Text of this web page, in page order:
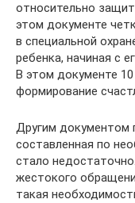
относительно
этом документе
в специальной
ребенка, начиная с
В этом документе
формирование
Другим документом
составленная по
стало
жестокого
такая